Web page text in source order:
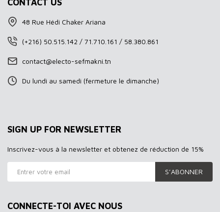
CONTACT US
48 Rue Hédi Chaker Ariana
(+216) 50.515.142 / 71.710.161 / 58.380.861
contact@electo-sefmakni.tn
Du lundi au samedi (fermeture le dimanche)
SIGN UP FOR NEWSLETTER
Inscrivez-vous à la newsletter et obtenez de réduction de 15%
S’ABONNER
CONNECTE-TOI AVEC NOUS